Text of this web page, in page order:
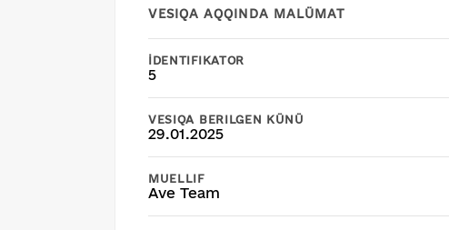
VESIQA AQQINDA MALÜMAT
İDENTIFIKATOR
5
VESIQA BERILGEN KÜNÜ
29.01.2025
MUELLIF
Ave Team